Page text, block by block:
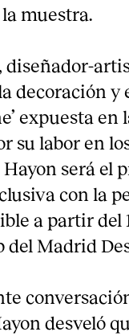
muestra.
diseñador-
decoración y
expuesta
su labor en
Hayon será el
con la
a partir del
del Madrid
desveló